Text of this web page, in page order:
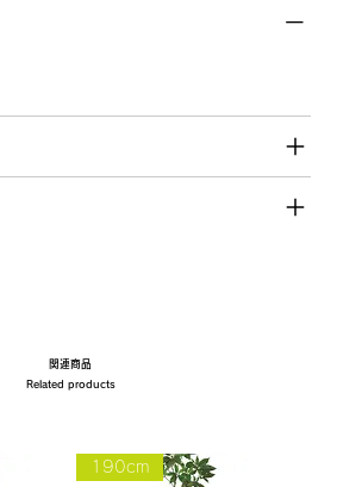
関連商品
Related products
190cm